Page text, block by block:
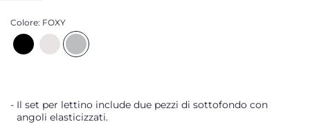
Colore: FOXY
Il set per lettino include due pezzi di sottofondo con
angoli elasticizzati.